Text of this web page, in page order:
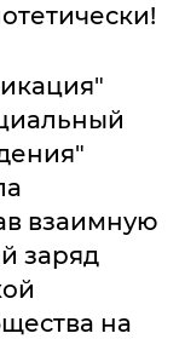
взаимную
заряд
на